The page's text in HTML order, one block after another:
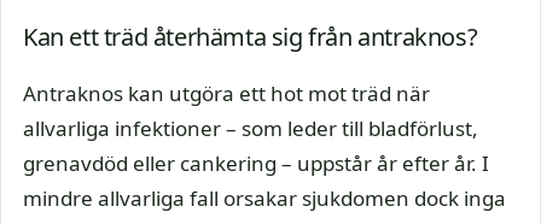
Kan ett träd återhämta sig från antraknos?
Antraknos kan utgöra ett hot mot träd när
allvarliga infektioner – som leder till bladförlust,
grenavdöd eller cankering – uppstår år efter år. I
mindre allvarliga fall orsakar sjukdomen dock inga